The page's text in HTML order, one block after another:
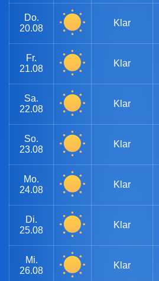
Do.
20.08
Klar
Fr.
21.08
Klar
Sa.
22.08
Klar
So.
23.08
Klar
Mo.
24.08
Klar
Di.
25.08
Klar
Mi.
26.08
Klar